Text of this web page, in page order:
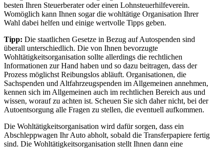
besten Ihren Steuerberater oder einen Lohnsteuerhilfeverein.
Womöglich kann Ihnen sogar die wohltätige Organisation Ihrer
Wahl dabei helfen und einige wertvolle Tipps geben.
Tipp: Die staatlichen Gesetze in Bezug auf Autospenden sind
überall unterschiedlich. Die von Ihnen bevorzugte
Wohltätigkeitsorganisation sollte allerdings die rechtlichen
Informationen zur Hand haben und so dazu beitragen, dass der
Prozess möglichst Reibungslos abläuft. Organisationen, die
Sachspenden und Altfahrzeugspenden im Allgemeinen annehmen,
kennen sich im Allgemeinen auch im rechtlichen Bereich aus und
wissen, worauf zu achten ist. Scheuen Sie sich daher nicht, bei der
Autoentsorgung alle Fragen zu stellen, die eventuell aufkommen.
Die Wohltätigkeitsorganisation wird dafür sorgen, dass ein
Abschleppwagen Ihr Auto abholt, sobald die Transferpapiere fertig
sind. Die Wohltätigkeitsorganisation stellt Ihnen dann eine